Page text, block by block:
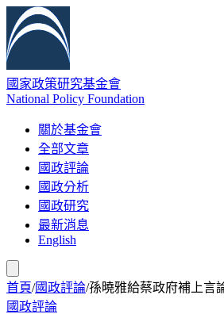
國家政策研究基金會
National Policy Foundation
關於基金會
全部文章
國政評論
國政分析
國政研究
最新消息
English
首頁/國政評論/孫曉雅給蔡政府補上言
國政評論